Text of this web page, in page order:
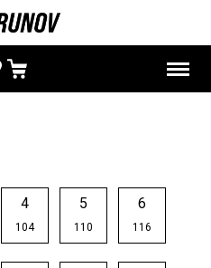
4
104
5
110
6
116